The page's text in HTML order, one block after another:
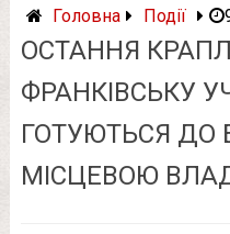
Головна Події
ОСТАННЯ
ФРАНКІВСЬКУ
ГОТУЮТЬСЯ ДО
МІСЦЕВОЮ